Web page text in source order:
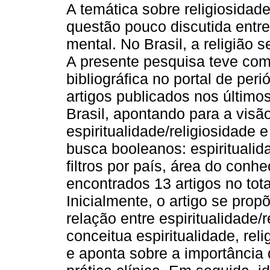
A temática sobre
questão pouco discutida
mental. No Brasil, a religião
A presente pesquisa teve
bibliográfica no portal de
artigos publicados nos
Brasil, apontando para a
espiritualidade/religiosidade
busca booleanos:
filtros por país, área do
encontrados 13 artigos no
Inicialmente, o artigo se
relação entre
conceitua espiritualidade,
e aponta sobre a